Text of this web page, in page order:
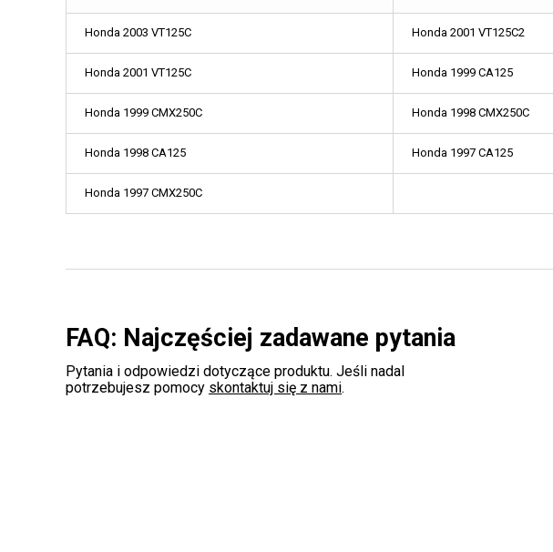
Honda 2003 VT125C Honda 2001 VT125C2
Honda 2001 VT125C Honda 1999 CA125
Honda 1999 CMX250C Honda 1998 CMX250C
Honda 1998 CA125 Honda 1997 CA125
Honda 1997 CMX250C
FAQ: Najczęściej zadawane pytania
Pytania i odpowiedzi dotyczące produktu. Jeśli nadal
potrzebujesz pomocy skontaktuj się z nami.